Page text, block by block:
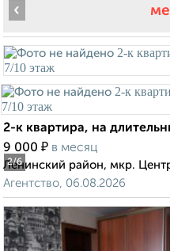
2/6
‹
2-к квартира, на
9 000 ₽ в месяц
Ленинский район, мкр.
Агентство, 06.08.2026